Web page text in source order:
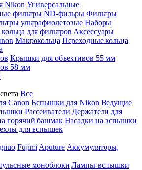
Nikon Универсальные
фильтры ND-фильры Фильтры
ультрафиолетовые Наборы
для фильтров Аксессуары
Макрокольца Переходные кольца
Крышки для объективов 55 мм
58 мм
Все
Canon Вспышки для Nikon Ведущие
Рассеиватели Держатели для
горячий башмак Насадки на вспышки
для вспышек
Fujimi Aputure Аккумуляторы,
моноблоки Лампы-вспышки